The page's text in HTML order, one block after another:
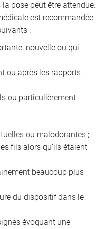
pose peut être attendue.
est recommandée
:
nouvelle ou qui
ou après les rapports
ou particulièrement
ou malodorantes ;
fils alors qu’ils étaient
beaucoup plus
du dispositif dans le
évoquant une